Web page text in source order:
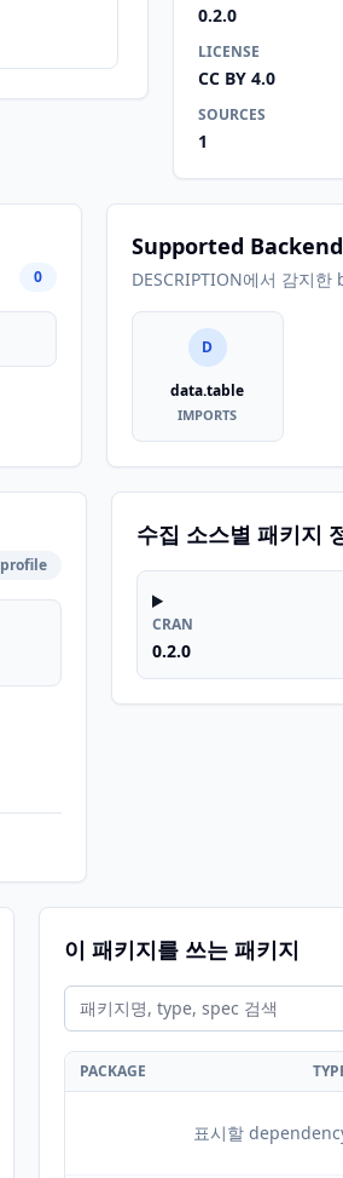
0.2.0
LICENSE
CC BY 4.0
SOURCES
1
0
Supported
DESCRIPTION에서 감지
D
data.table
IMPORTS
profile
수집 소스별 패키지
CRAN
0.2.0
이 패키지를 쓰는 패키지
PACKAGE
표시할